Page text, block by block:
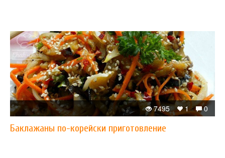
0
1
7495
Баклажаны по-корейски приготовление